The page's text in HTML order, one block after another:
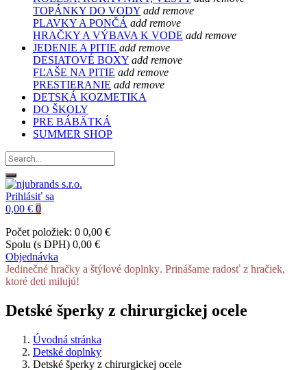
TOPÁNKY DO VODY add remove
PLAVKY A PONČÁ add remove
HRAČKY A VÝBAVA K VODE add remove
JEDENIE A PITIE add remove
DESIATOVÉ BOXY add remove
FĽAŠE NA PITIE add remove
PRESTIERANIE add remove
DETSKÁ KOZMETIKA
DO ŠKOLY
PRE BÁBÄTKÁ
SUMMER SHOP
Prihlásiť sa
0,00 € 0
Počet položiek: 0 0,00 €
Spolu (s DPH) 0,00 €
Objednávka
Jedinečné hračky a štýlové doplnky. Prinášame radosť z hračiek,
ktoré deti milujú!
Detské šperky z chirurgickej ocele
Úvodná stránka
Detské doplnky
Detské šperky z chirurgickej ocele